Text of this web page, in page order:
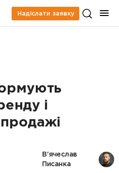
Надіслати заявку
і
В'ячеслав
Писанка